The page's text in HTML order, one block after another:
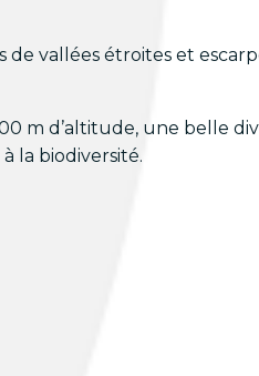
de vallées étroites et
m d’altitude, une belle
la biodiversité.